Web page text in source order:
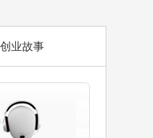
创业故事